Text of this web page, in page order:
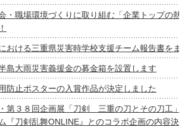
・職場環境づくりに取り組む「企業トップの
おける三重県災害時学校支援チーム報告書をま
島大雨災害義援金の募金箱を設置します
防止ポスターの入賞作品が決定しました
第３８回企画展「刀剣 三重の刀とその刀工」
『刀剣乱舞ONLINE』とのコラボ企画の内容決